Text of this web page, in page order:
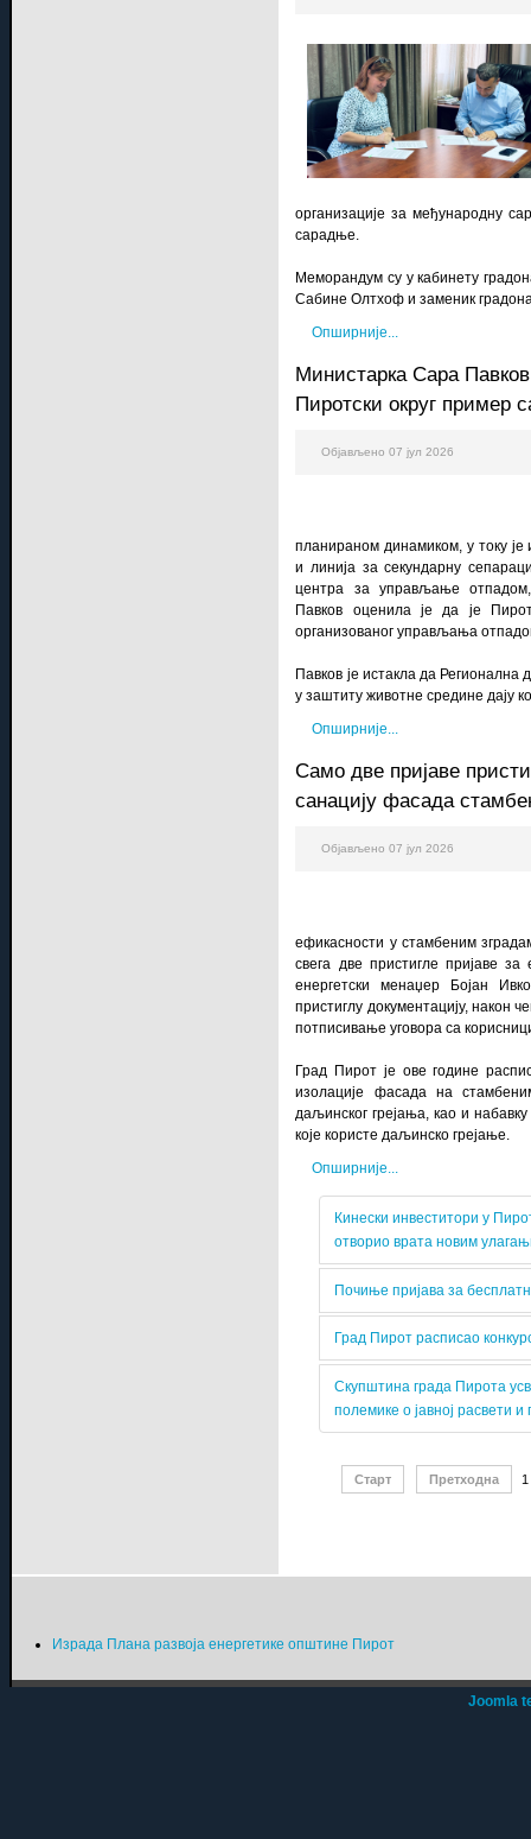
организације за међународну
сарадње.
Меморандум су у кабинету
Сабине Олтхоф и заменик
Опширније...
Министарка Сара
Пиротски округ пример
Објављено 07 јул 2026
планираном динамиком, у току је
и линија за секундарну
центра за управљање
Павков оценила је да је
организованог управљања
Павков је истакла да
у заштиту животне средине дају
Опширније...
Само две пријаве
санацију фасада
Објављено 07 јул 2026
ефикасности у стамбеним
свега две пристигле пријаве за
енергетски менаџер Бојан
пристиглу документацију, након
потписивање уговора са
Град Пирот је ове године
изолације фасада на
даљинског грејања, као и
које користе даљинско грејање.
Опширније...
Кинески инвеститори у
отворио врата новим
Почиње пријава за
Град Пирот расписао
Скупштина града Пирота
полемике о јавној расвети
Старт Претходна 1
Израда Плана развоја енергетике општине Пирот
Joomla